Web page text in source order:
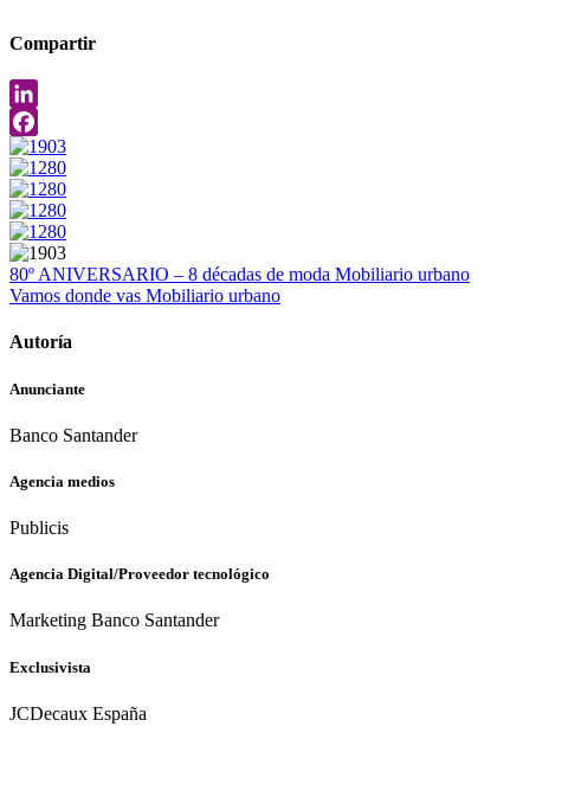
Compartir
LinkedIn
Facebook
80º ANIVERSARIO – 8 décadas de moda Mobiliario urbano
Vamos donde vas Mobiliario urbano
Autoría
Anunciante
Banco Santander
Agencia medios
Publicis
Agencia Digital/Proveedor tecnológico
Marketing Banco Santander
Exclusivista
JCDecaux España